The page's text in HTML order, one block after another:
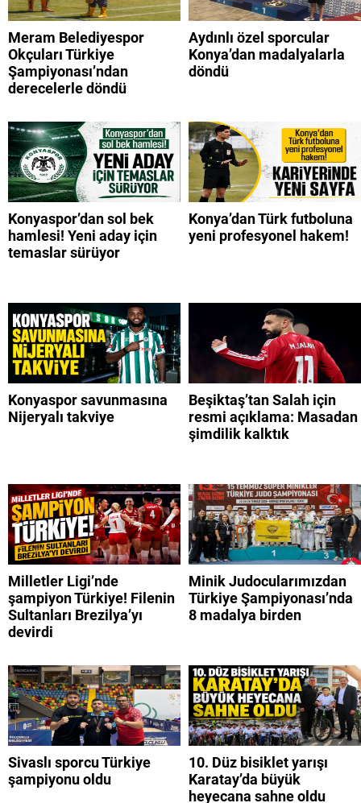
Meram Belediyespor
Okçuları Türkiye
Şampiyonası’ndan
derecelerle döndü
Aydınlı özel sporcular
Konya’dan madalyalarla
döndü
Konyaspor’dan sol bek
hamlesi! Yeni aday için
temaslar sürüyor
Konya’dan Türk futboluna
yeni profesyonel hakem!
Konyaspor savunmasına
Nijeryalı takviye
Beşiktaş’tan Salah için
resmi açıklama: Masadan
şimdilik kalktık
Milletler Ligi’nde
şampiyon Türkiye! Filenin
Sultanları Brezilya’yı
devirdi
Minik Judocularımızdan
Türkiye Şampiyonası’nda
8 madalya birden
Sivaslı sporcu Türkiye
şampiyonu oldu
10. Düz bisiklet yarışı
Karatay’da büyük
heyecana sahne oldu